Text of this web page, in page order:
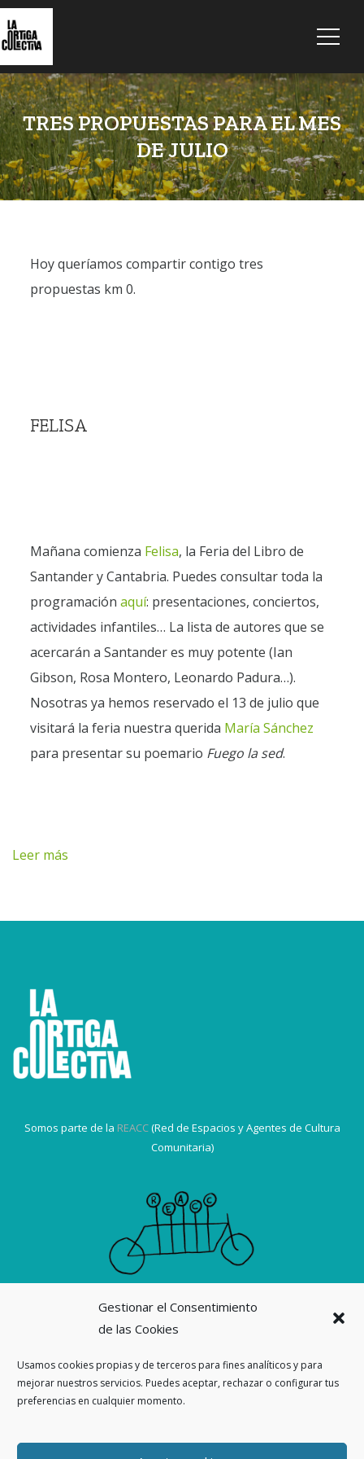
Gestionar el Consentimiento
de las Cookies
Usamos cookies propias y de terceros para fines analíticos y para
mejorar nuestros servicios. Puedes aceptar, rechazar o configurar tus
preferencias en cualquier momento.
TRES PROPUESTAS PARA EL MES
DE JULIO
Hoy queríamos compartir contigo tres
propuestas km 0.
FELISA
Mañana comienza Felisa, la Feria del Libro de
Santander y Cantabria. Puedes consultar toda la
programación aquí: presentaciones, conciertos,
actividades infantiles… La lista de autores que se
acercarán a Santander es muy potente (Ian
Gibson, Rosa Montero, Leonardo Padura…).
Nosotras ya hemos reservado el 13 de julio que
visitará la feria nuestra querida María Sánchez
para presentar su poemario Fuego la sed.
Leer más
Somos parte de la REACC(Red de Espacios y Agentes de Cultura
Comunitaria)
Suscribirme a la revista La Ortiga
Nuestras revistas
Ahora también enThreads